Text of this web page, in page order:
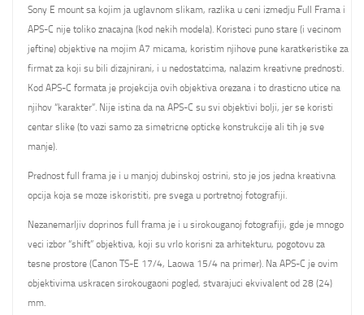
Sony E mount sa kojim ja uglavnom slikam, razlika u ceni izmedju Full Frama i
APS-C nije toliko znacajna (kod nekih modela). Koristeci puno stare (i vecinom
jeftine) objektive na mojim A7 micama, koristim njihove pune karatkeristike za
firmat za koji su bili dizajnirani, i u nedostatcima, nalazim kreativne prednosti.
Kod APS-C formata je projekcija ovih objektiva orezana i to drasticno utice na
njihov “karakter”. Nije istina da na APS-C su svi objektivi bolji, jer se koristi
centar slike (to vazi samo za simetricne opticke konstrukcije ali tih je sve
manje).
Prednost full frama je i u manjoj dubinskoj ostrini, sto je jos jedna kreativna
opcija koja se moze iskoristiti, pre svega u portretnoj fotografiji.
Nezanemarljiv doprinos full frama je i u sirokouganoj fotografiji, gde je mnogo
veci izbor “shift” objektiva, koji su vrlo korisni za arhitekturu, pogotovu za
tesne prostore (Canon TS-E 17/4, Laowa 15/4 na primer). Na APS-C je ovim
objektivima uskracen sirokougaoni pogled, stvarajuci ekvivalent od 28 (24)
mm.